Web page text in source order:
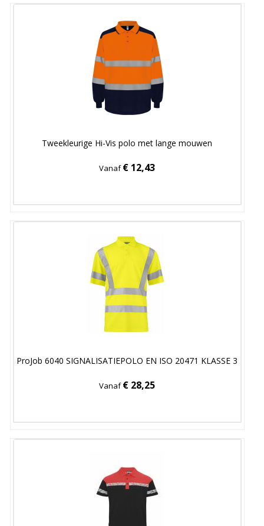
Tweekleurige Hi-Vis polo met lange mouwen
Vanaf€ 12,43
ProJob 6040 SIGNALISATIEPOLO EN ISO 20471 KLASSE 3
Vanaf€ 28,25